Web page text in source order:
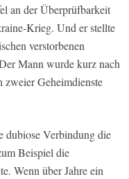
an der Überprüfbarkeit
Krieg. Und er stellte
verstorbenen
Mann wurde kurz nach
zweier Geheimdienste
dubiose Verbindung die
Beispiel die
Wenn über Jahre ein